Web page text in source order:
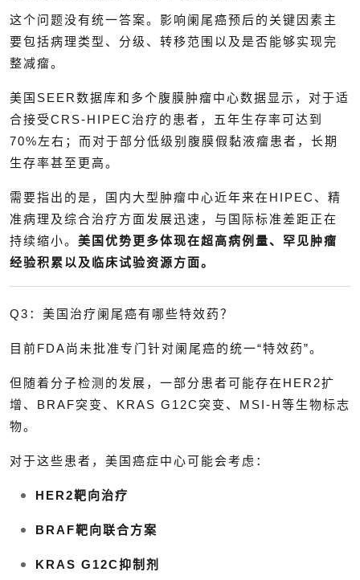
这个问题没有统一答案。影响阑尾癌预后的关键因素主
要包括病理类型、分级、转移范围以及是否能够实现完
整减瘤。
美国SEER数据库和多个腹膜肿瘤中心数据显示，对于适
合接受CRS-HIPEC治疗的患者，五年生存率可达到
70%左右；而对于部分低级别腹膜假黏液瘤患者，长期
生存率甚至更高。
需要指出的是，国内大型肿瘤中心近年来在HIPEC、精
准病理及综合治疗方面发展迅速，与国际标准差距正在
持续缩小。 美国优势更多体现在超高病例量、罕见肿瘤
经验积累以及临床试验资源方面。
Q3：美国治疗阑尾癌有哪些特效药？
目前FDA尚未批准专门针对阑尾癌的统一“特效药”。
但随着分子检测的发展，一部分患者可能存在HER2扩
增、BRAF突变、KRAS G12C突变、MSI-H等生物标志
物。
对于这些患者，美国癌症中心可能会考虑：
HER2靶向治疗
BRAF靶向联合方案
KRAS G12C抑制剂